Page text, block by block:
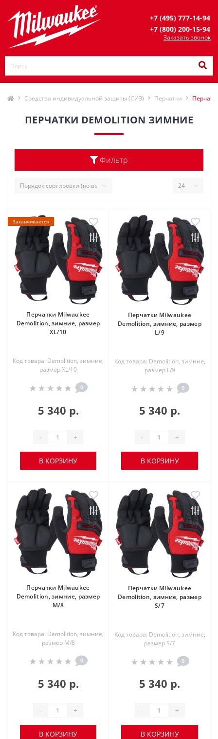
+7 (495) 777-14-94
+7 (800) 200-15-94
Заказать звонок
Средства индивидуальной защиты (СИЗ) Перчатки
ПЕРЧАТКИ DEMOLITION ЗИМНИЕ
Фильтр
Заканчивается
Перчатки Milwaukee
Demolition, зимние, размер
XL/10
Код товара: Demolition, зимние,
размер XL/10
0
5 340 р.
- +
В КОРЗИНУ
Перчатки Milwaukee
Demolition, зимние, размер
L/9
Код товара: Demolition, зимние,
размер L/9
0
5 340 р.
- +
В КОРЗИНУ
Перчатки Milwaukee
Demolition, зимние, размер
M/8
Код товара: Demolition, зимние,
размер M/8
0
5 340 р.
- +
В КОРЗИНУ
Перчатки Milwaukee
Demolition, зимние, размер
S/7
Код товара: Demolition, зимние,
размер S/7
0
5 340 р.
- +
В КОРЗИНУ